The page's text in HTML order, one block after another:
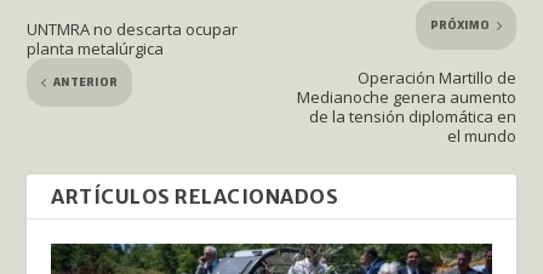
UNTMRA no descarta ocupar
planta metalúrgica
ANTERIOR
PRÓXIMO
Operación Martillo de
Medianoche genera aumento
de la tensión diplomática en
el mundo
ARTÍCULOS RELACIONADOS